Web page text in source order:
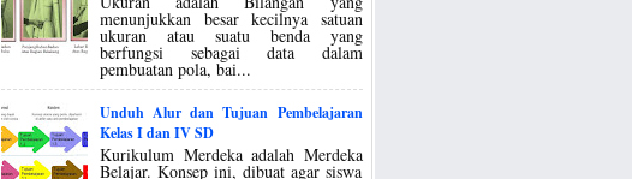
menunjukkan besar kecilnya satuan
ukuran atau suatu benda yang
berfungsi sebagai data dalam
pembuatan pola, bai...
Unduh Alur dan Tujuan Pembelajaran
Kelas I dan IV SD
Kurikulum Merdeka adalah Merdeka
Belajar. Konsep ini, dibuat agar siswa